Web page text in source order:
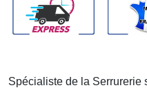
Spécialiste de la Serrurerie